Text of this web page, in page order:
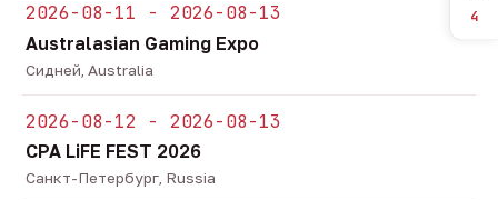
2026-08-11 - 2026-08-13
Australasian Gaming Expo
Сидней, Australia
2026-08-12 - 2026-08-13
CPA LiFE FEST 2026
Санкт-Петербург, Russia
4